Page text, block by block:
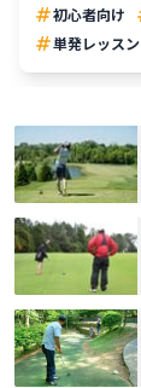
初心者向け
単発レッスン